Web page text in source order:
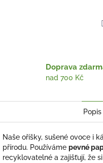
Doprava
nad 700 Kč
Popis
Naše oříšky, sušené ovoce i
přírodu. Používáme pevné
recyklovatelné a zajišťují, že